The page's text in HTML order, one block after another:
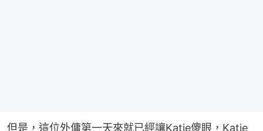
但是，這位外傭第一天來就已經讓Katie傻眼，Katie